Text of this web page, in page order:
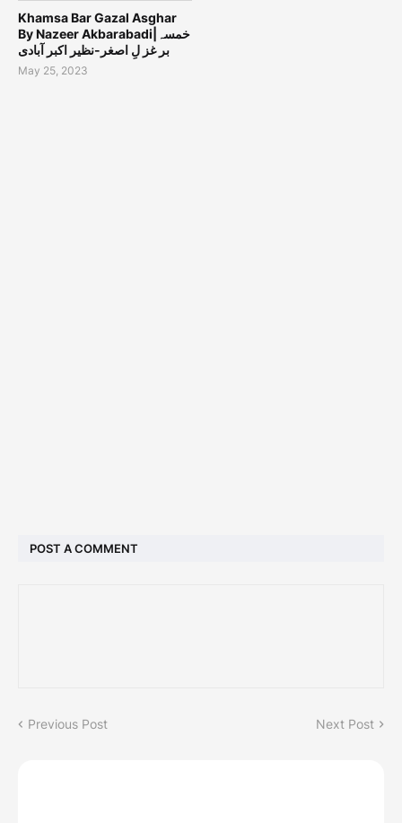
Khamsa Bar Gazal Asghar
By Nazeer Akbarabadi|خمسہ
بر غز لِ اصغر-نظیر اکبر آبادی
May 25, 2023
POST A COMMENT
Previous Post Next Post